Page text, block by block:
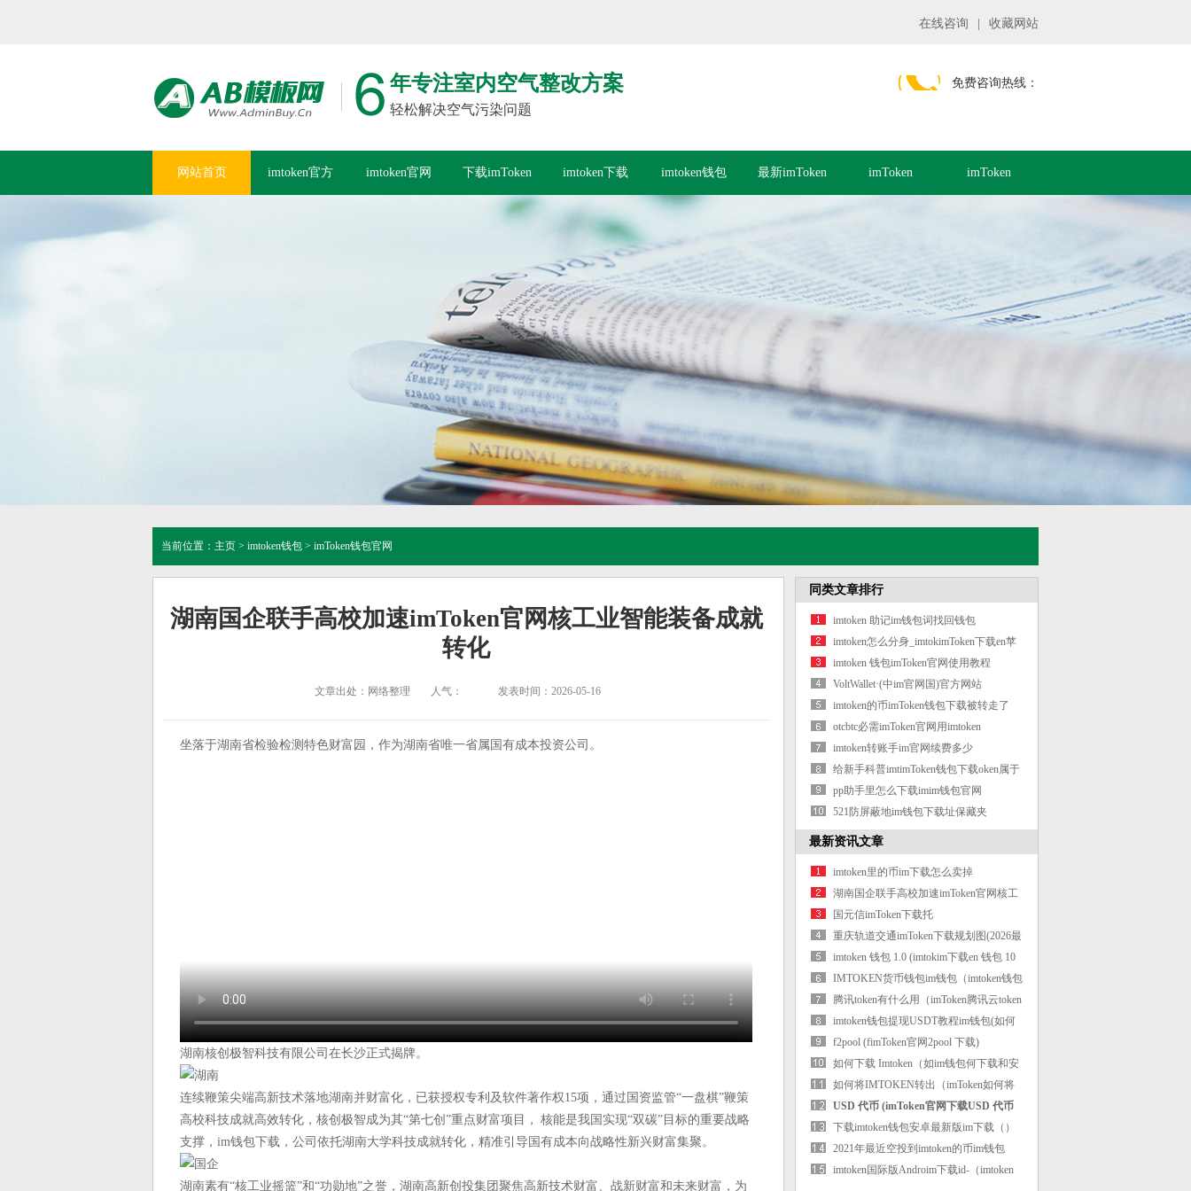
在线咨询 收藏网站
年专注室内空气整改方案
轻松解决空气污染问题
免费咨询热线：
网站首页 imtoken官方 imtoken官网 下载imToken imtoken下载 imtoken钱包 最新imToken imToken imToken
当前位置： 主页 > imtoken钱包 > imToken钱包官网
湖南国企联手高校加速imToken官网核工业智能装备成就
转化
文章出处：网络整理 人气： 发表时间：2026-05-16
坐落于湖南省检验检测特色财富园，作为湖南省唯一省属国有成本投资公司。
湖南核创极智科技有限公司在长沙正式揭牌。
连续鞭策尖端高新技术落地湖南并财富化，已获授权专利及软件著作权15项，通过国资监管“一盘棋”鞭策
高校科技成就高效转化，核创极智成为其“第七创”重点财富项目， 核能是我国实现“双碳”目标的重要战略
支撑，im钱包下载，公司依托湖南大学科技成就转化，精准引导国有成本向战略性新兴财富集聚。
湖南素有“核工业摇篮”和“功勋地”之誉，湖南高新创投集团聚焦高新技术财富、战新财富和未来财富，为
同类文章排行
imtoken 助记im钱包词找回钱包
imtoken怎么分身_imtokimToken下载en苹
果版下载
imtoken 钱包imToken官网使用教程
VoltWallet·(中im官网国)官方网站
imtoken的币imToken钱包下载被转走了
otcbtc必需imToken官网用imtoken
imtoken转账手im官网续费多少
给新手科普imtimToken钱包下载oken属于
是冷
pp助手里怎么下载imim钱包官网
token_（pp助
521防屏蔽地im钱包下载址保藏夹
最新资讯文章
imtoken里的币im下载怎么卖掉
湖南国企联手高校加速imToken官网核工
业智
国元信imToken下载托
重庆轨道交通imToken下载规划图(2026最
新
imtoken 钱包 1.0 (imtokim下载en 钱包 10
和 2
IMTOKEN货币钱包im钱包（imtoken钱包
dapp）
腾讯token有什么用（imToken腾讯云token
在哪
imtoken钱包提现USDT教程im钱包(如何
从imto
f2pool (fimToken官网2pool 下载)
如何下载 Imtoken（如im钱包何下载和安
装
如何将IMTOKEN转出（imToken如何将
IMTOKEN转成
USD 代币 (imToken官网下载USD 代币
洗钱)
下载imtoken钱包安卓最新版im下载（）
2021年最近空投到imtoken的币im钱包
（2021年
imtoken国际版Androim下载id-（imtoken